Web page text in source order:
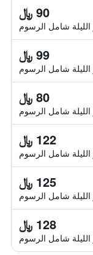
90 ﷼
شامل الرسوم
99 ﷼
شامل الرسوم
80 ﷼
شامل الرسوم
122 ﷼
شامل الرسوم
125 ﷼
شامل الرسوم
128 ﷼
شامل الرسوم